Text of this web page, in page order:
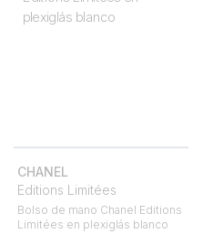
CHANEL
Editions Limitées
Bolso de mano Chanel Editions
Limitées en plexiglás blanco